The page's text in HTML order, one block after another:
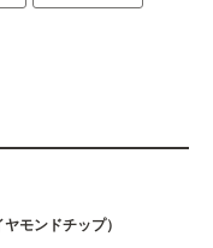
モンドチップ）